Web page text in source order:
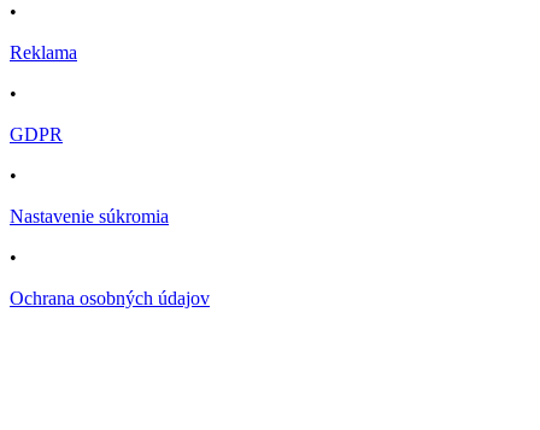
•
Reklama
•
GDPR
•
Nastavenie súkromia
•
Ochrana osobných údajov